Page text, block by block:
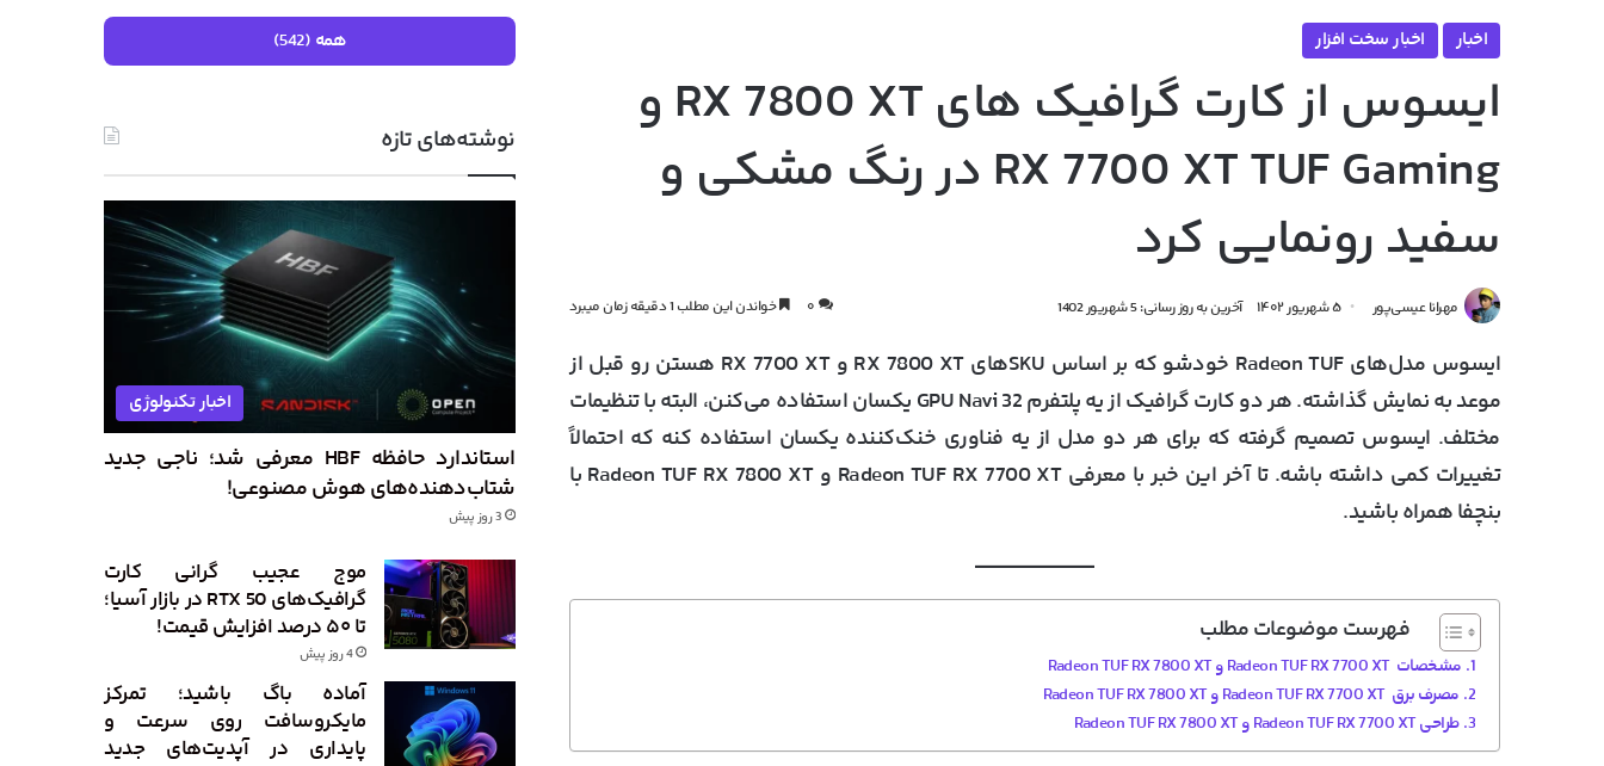
اخبار اخبار سخت افزار
ایسوس از کارت گرافیک های RX 7800 XT و
RX 7700 XT TUF Gaming در رنگ‌ مشکی و
سفید رونمایی کرد
مهرانا عیسی‌پور ۵ شهریور ۱۴۰۲ آخرین به روز رسانی: 5 شهریور 1402 ۰ خواندن این مطلب 1 دقیقه زمان میبرد
ایسوس مدل‌های Radeon TUF خودشو که بر اساس SKUهای RX 7800 XT و RX 7700 XT هستن رو قبل از
موعد به نمایش گذاشته. هر دو کارت گرافیک از یه پلتفرم GPU Navi 32 یکسان استفاده می‌کنن، البته با تنظیمات
مختلف. ایسوس تصمیم گرفته که برای هر دو مدل از یه فناوری خنک‌کننده یکسان استفاده کنه که احتمالاً
تغییرات کمی داشته باشه. تا آخر این خبر با معرفی Radeon TUF RX 7700 XT و Radeon TUF RX 7800 XT با
بنچفا همراه باشید.
فهرست موضوعات مطلب
مشخصات Radeon TUF RX 7700 XT و Radeon TUF RX 7800 XT
مصرف برق Radeon TUF RX 7700 XT و Radeon TUF RX 7800 XT
طراحی Radeon TUF RX 7700 XT و Radeon TUF RX 7800 XT
همه (542)
نوشته‌های تازه
اخبار تکنولوژی
استاندارد حافظه HBF معرفی شد؛ ناجی جدید
شتاب‌دهنده‌های هوش مصنوعی!
3 روز پیش
موج عجیب گرانی کارت
گرافیک‌های RTX 50 در بازار آسیا؛
تا ۵۰ درصد افزایش قیمت!
4 روز پیش
آماده باگ باشید؛ تمرکز
مایکروسافت روی سرعت و
پایداری در آپدیت‌های جدید